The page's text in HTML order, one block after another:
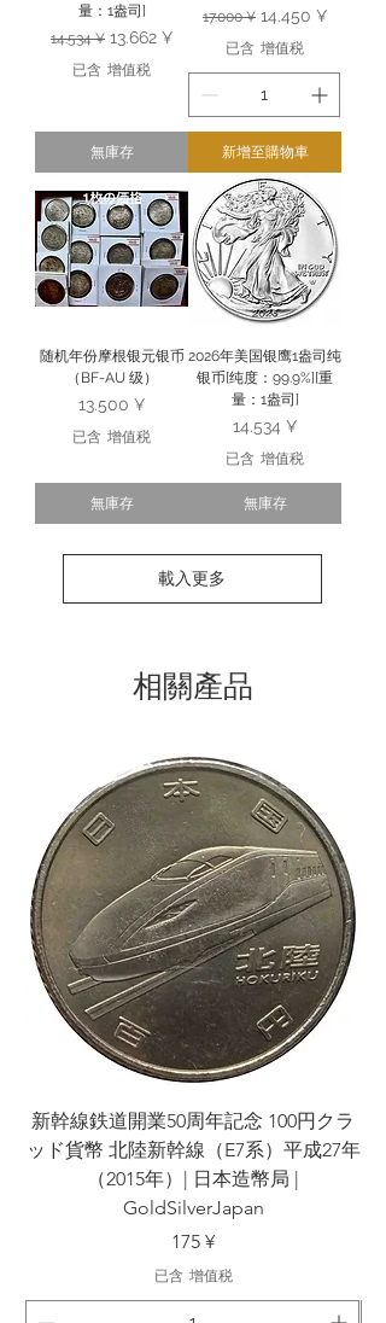
量：1盎司]
一般價格
14.534 ¥ 促銷價格
13.662 ¥
已含 增值税
無庫存
一般價格
17.000 ¥ 促銷價格
14.450 ¥
已含 增值税
新增至購物車
随机年份摩根银元银币
（BF-AU 级）
價格
13.500 ¥
已含 增值税
無庫存
2026年美国银鹰1盎司纯
银币[纯度：99.9%][重
量：1盎司]
價格
14.534 ¥
已含 增值税
無庫存
載入更多
相關產品
新幹線鉄道開業50周年記念 100円クラ
ッド貨幣 北陸新幹線（E7系）平成27年
（2015年）| 日本造幣局 |
GoldSilverJapan
價格
175 ¥
已含 增值税